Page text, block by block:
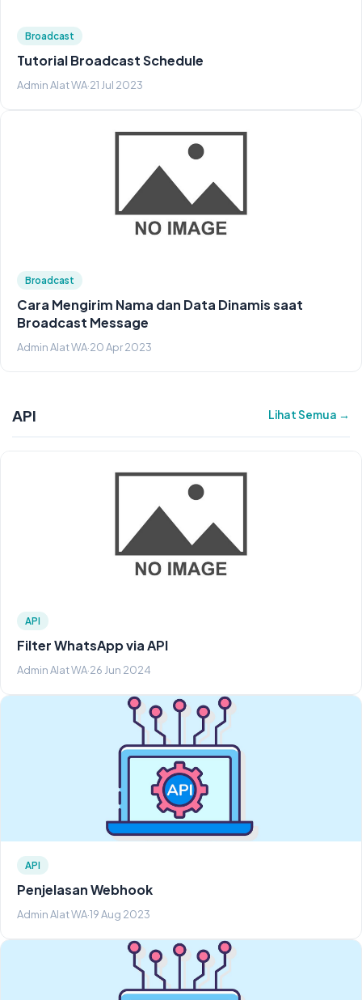
Broadcast
Tutorial Broadcast Schedule
Admin Alat WA·21 Jul 2023
Broadcast
Cara Mengirim Nama dan Data Dinamis saat
Broadcast Message
Admin Alat WA·20 Apr 2023
API Lihat Semua →
API
Filter WhatsApp via API
Admin Alat WA·26 Jun 2024
API
Penjelasan Webhook
Admin Alat WA·19 Aug 2023